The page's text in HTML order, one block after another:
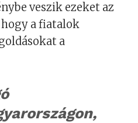
veszik ezeket az
a fiatalok
a